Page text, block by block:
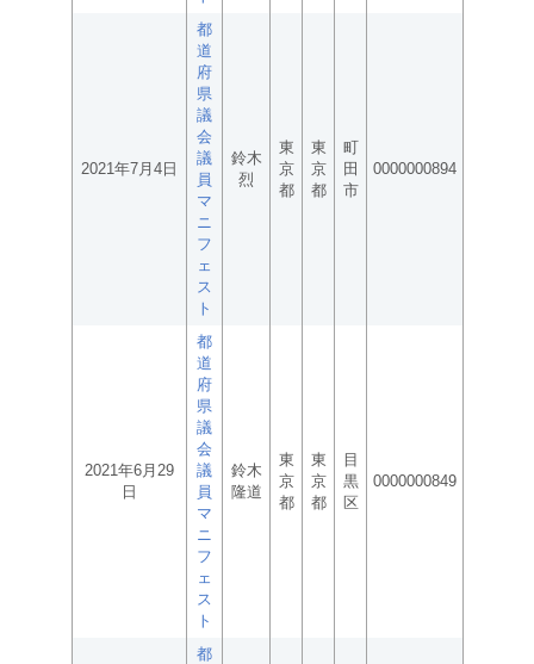
2021年7月4日
都
道
府
県
議
会
議
員
マ
ニ
フ
ェ
ス
ト
鈴木
烈
東
京
都
東
京
都
町
田
市
0000000894
2021年6月29
日
都
道
府
県
議
会
議
員
マ
ニ
フ
ェ
ス
ト
鈴木
隆道
東
京
都
東
京
都
目
黒
区
0000000849
都